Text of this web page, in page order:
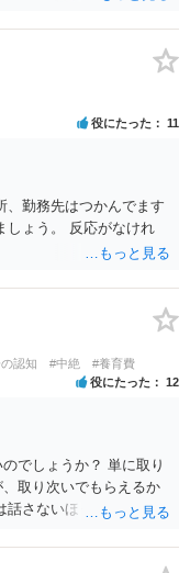
に中絶する場合でも、相
くれない場合には、慰謝
話し合った上で、法律
かと思います。役にたった 11
、勤務先はつかんでます
しょう。 反応がなけれ
認知 #中絶 #養育費
役にたった 12
でしょうか？ 単に取り
取り次いでもらえるか
話さないほうがよいと思
とも検討されてくださ